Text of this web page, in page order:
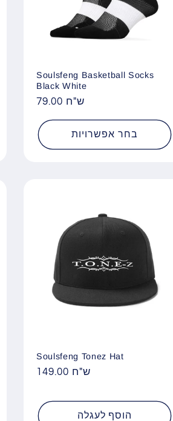
Soulsfeng Basketball Socks
Black White
מחיר 79.00 ש"ח
בחר אפשרויות
Soulsfeng Tonez Hat
מחיר
149.00 ש"ח
הוסף לעגלה